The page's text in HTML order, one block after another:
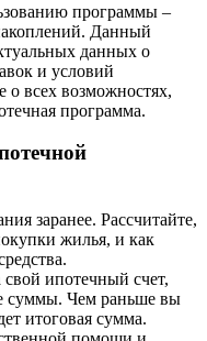
программы –
Данный
данных о
и условий
о всех возможностях,
программа.
заранее. Рассчитайте,
жилья, и как
свой ипотечный счет,
суммы. Чем раньше вы
итоговая сумма.